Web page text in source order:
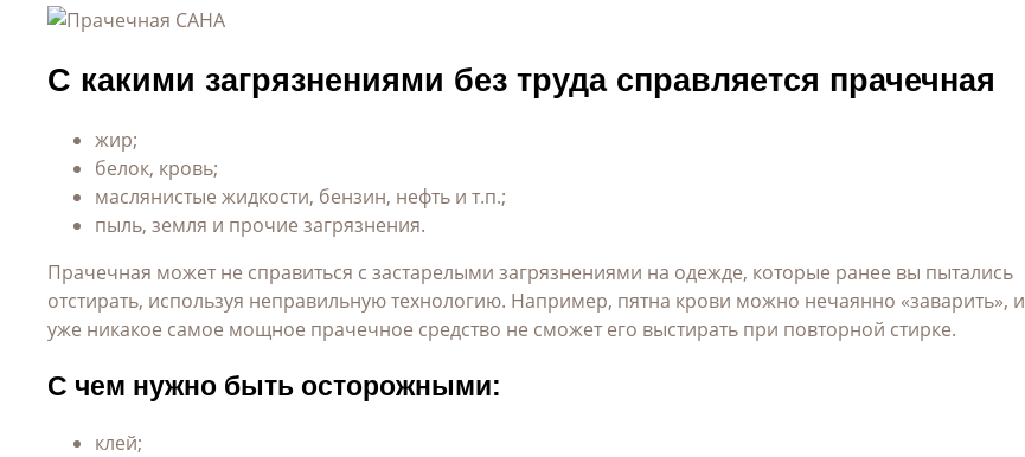
С какими загрязнениями без труда справляется прачечная
жир;
белок, кровь;
маслянистые жидкости, бензин, нефть и т.п.;
пыль, земля и прочие загрязнения.
Прачечная может не справиться с застарелыми загрязнениями на одежде, которые ранее вы пытались
отстирать, используя неправильную технологию. Например, пятна крови можно нечаянно «заварить», и
уже никакое самое мощное прачечное средство не сможет его выстирать при повторной стирке.
С чем нужно быть осторожными:
клей;